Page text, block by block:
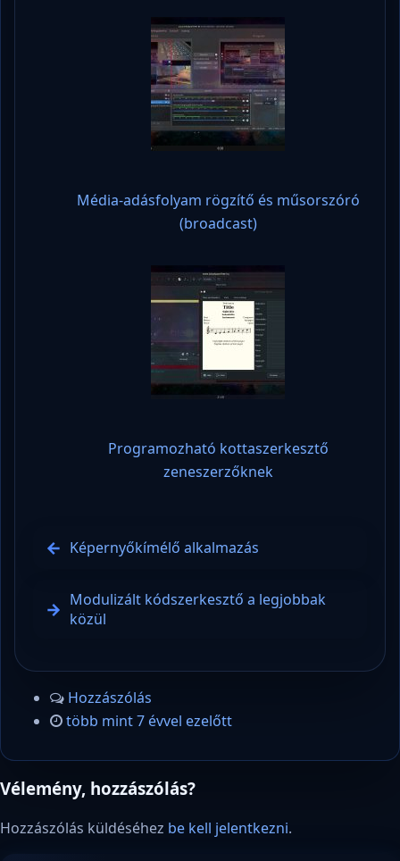
Média-adásfolyam rögzítő és műsorszóró
(broadcast)
Programozható kottaszerkesztő
zeneszerzőknek
Képernyőkímélő alkalmazás
Modulizált kódszerkesztő a legjobbak
közül
Hozzászólás
több mint 7 évvel ezelőtt
Vélemény, hozzászólás?
Hozzászólás küldéséhez be kell jelentkezni.